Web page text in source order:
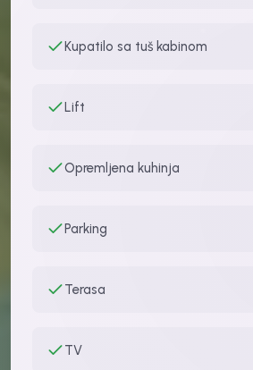
Kupatilo sa tuš kabinom
Lift
Opremljena kuhinja
Parking
Terasa
TV